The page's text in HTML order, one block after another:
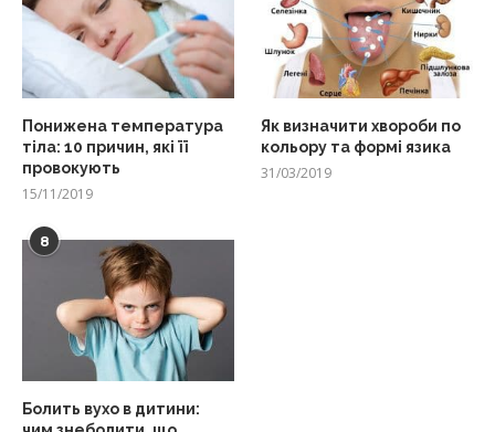
Понижена температура
тіла: 10 причин, які її
провокують
15/11/2019
Як визначити хвороби по
кольору та формі язика
31/03/2019
8
Болить вухо в дитини: